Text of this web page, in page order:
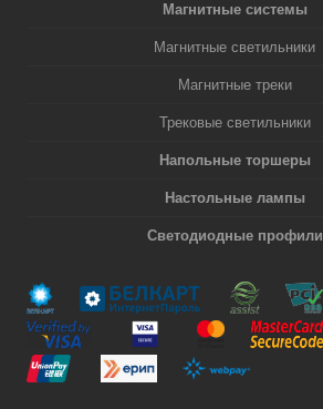
Магнитные системы
Магнитные светильники
Магнитные треки
Трековые светильники
Напольные торшеры
Настольные лампы
Светодиодные профили